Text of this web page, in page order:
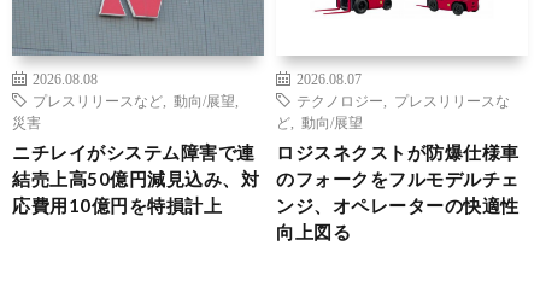
2026.08.08
プレスリリースなど
動向/展望
災害
ニチレイがシステム障害で連
結売上高50億円減見込み、対
応費用10億円を特損計上
2026.08.07
テクノロジー
プレスリリースな
ど
動向/展望
ロジスネクストが防爆仕様車
のフォークをフルモデルチェ
ンジ、オペレーターの快適性
向上図る